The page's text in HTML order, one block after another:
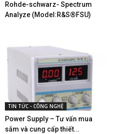
Rohde-schwarz- Spectrum
Analyze (Model:R&S®FSU)
TIN TỨC - CÔNG NGHỆ
Power Supply – Tư vấn mua
sắm và cung cấp thiết...